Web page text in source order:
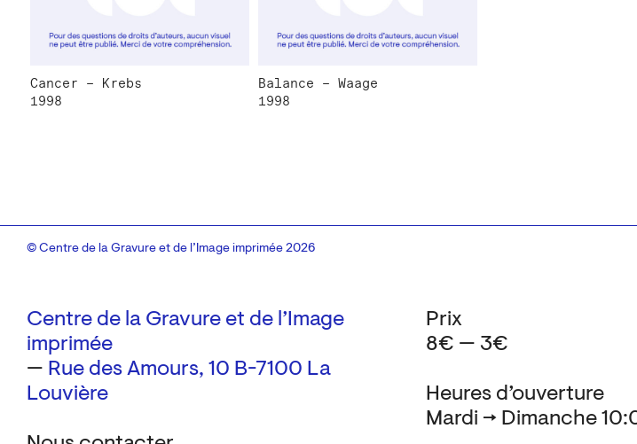
Cancer – Krebs
1998
Balance – Waage
1998
Centre de la Gravure et de l’Image
imprimée
— Rue des Amours, 10 B-7100 La
Louvière
Heures d’ouverture
Mardi → Dimanche
Prix
8€ — 3€
© Centre de la Gravure et de l’Image imprimée 2026